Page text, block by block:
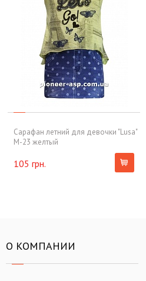
Сарафан летний для девочки "Lusa"
M-23 желтый
105 грн.
О КОМПАНИИ